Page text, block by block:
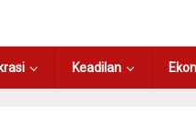
Keadilan